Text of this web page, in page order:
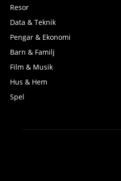
Resor
Data & Teknik
Pengar & Ekonomi
Barn & Familj
Film & Musik
Hus & Hem
Spel